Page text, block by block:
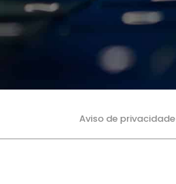
Aviso de privacidade